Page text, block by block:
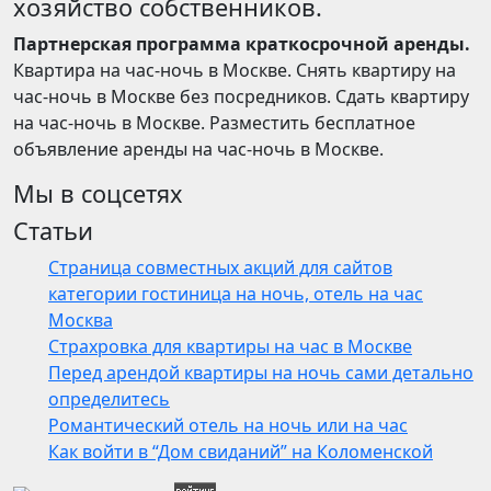
хозяйство собственников.
Партнерская программа краткосрочной аренды.
Квартира на час-ночь в Москве. Снять квартиру на
час-ночь в Москве без посредников. Сдать квартиру
на час-ночь в Москве. Разместить бесплатное
объявление аренды на час-ночь в Москве.
Мы в соцсетях
Статьи
Страница совместных акций для сайтов
категории гостиница на ночь, отель на час
Москва
Страхровка для квартиры на час в Москве
Перед арендой квартиры на ночь сами детально
определитесь
Романтический отель на ночь или на час
Как войти в “Дом свиданий” на Коломенской